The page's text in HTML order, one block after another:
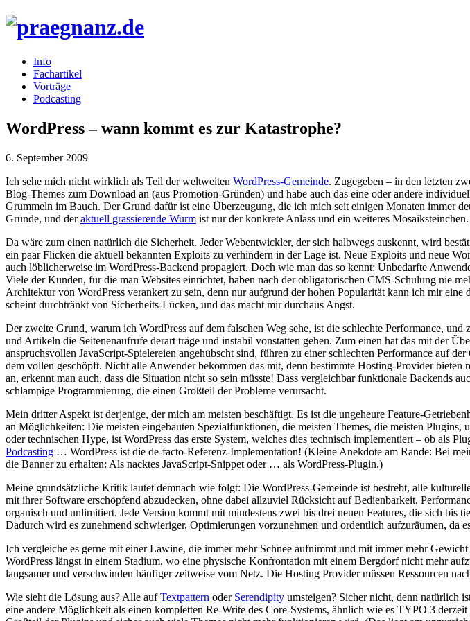
Info
Fachartikel
Vorträge
Podcasting
WordPress – wann kommt es zur Katastrophe?
6. September 2009
Ich sehe mich nicht wirklich als Teil der weltweiten WordPress-Gemeinde. Zugegeben – in den letzten
Blog-Themes zum Download an (aus Promotion-Gründen) und habe auch das eine oder andere
Grummeln im Bauch. Der Grund dafür ist eine Überzeugung, die ich mich seit einigen Monaten immer
Gründe, und deraktuell grassierende Wurm ist nur der konkrete Anlass und ein weiteres Mosaiksteinchen.
Da wäre zum einen natürlich die Sicherheit. Jeder Webentwickler, der sich halbwegs auskennt, wird
ein paar Flicken die aktuell bekannten Exploits zu verhindern in der Lage ist. Neue Exploits und neue
auch löblicherweise im WordPress-Backend propagiert. Doch wie man das so kennt: Unbedarfte
Viele der Kunden, für die man Websites einrichtet, haben nach der obligatorischen CMS-Schulung nie
Architektur von WordPress verankert zu sein, denn nur aufgrund der hohen Popularität kann ich mir
scheint durchtränkt von Sicherheits-Lücken, und das macht mir durchaus Angst.
Der zweite Grund, warum ich WordPress auf dem falschen Weg sehe, ist die schlechte Performance,
und Artikeln die Seitenenaufrufe derart träge und instabil vonstatten gehen. Zum einen hat das mit der
anspruchsvollen JavaScript-Spielereien angehübscht sind, führen zu einer schlechten Performance auf
dem vollen geschöpft. Nicht alle Anwender bekommen das mit, denn bestimmte Hosting-Provider
an, erkennt man auch, dass die Situation nicht so sein müsste! Dass vergleichbar funktionale Backends
schlampige Programmierung, die einen Großteil der Probleme verursacht.
Mein dritter Aspekt ist derjenige, der mich am meisten beschäftigt. Es ist die ungeheure Feature-
an Möglichkeiten: Die meisten eingebauten Spezialfunktionen, die meisten Themes, die meisten
oder technischen Hype, ist WordPress das erste System, welches dies technisch implementiert – ob als
Podcasting … WordPress ist die de-facto-Referenz-Implementation! (Kleine Anekdote am Rande: Bei
die Banner zu erhalten: Als nacktes JavaScript-Snippet oder … als WordPress-Plugin.)
Meine grundsätzliche Kritik lautet demnach wie folgt: Die WordPress-Gemeinde ist bestrebt, alle
mit ihrer Software erschöpfend abzudecken, ohne dabei allzuviel Rücksicht auf Bedienbarkeit,
organisch und unlimitiert. Jede Version kommt mit mindestens zwei bis drei neuen Features, die sich
Dadurch wird es zunehmend schwieriger, Optimierungen vorzunehmen und ordentlich aufzuräumen, da
Ich vergleiche es gerne mit einer Lawine, die immer mehr Schnee aufnimmt und mit immer mehr
WordPress längst in einem Stadium, wo eine physische Konfrontation mit einem Bergdorf nicht mehr
langsamer und verschwinden häufiger zeitweise vom Netz. Die Hosting Provider müssen Ressourcen
Wie sieht die Lösung aus? Alle aufTextpattern oder Serendipity umsteigen? Sicher nicht, denn natürlich
eine andere Möglichkeit als einen kompletten Re-Write des Core-Systems, ähnlich wie es TYPO 3 derzeit